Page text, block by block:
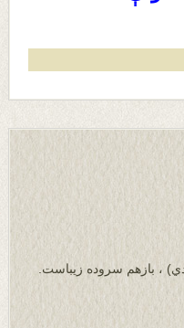
تشکر از برادر محترم جناب الحاج نجم الدين ( سعيدي)‎ ، بازهم سروده زیباست.